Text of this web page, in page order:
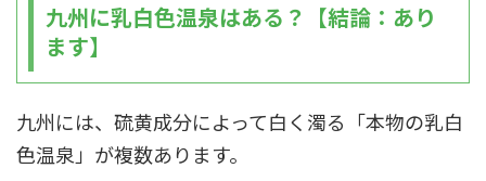
九州に乳白色温泉はある？【結論：あり
ます】
九州には、硫黄成分によって白く濁る「本物の乳白
色温泉」が複数あります。